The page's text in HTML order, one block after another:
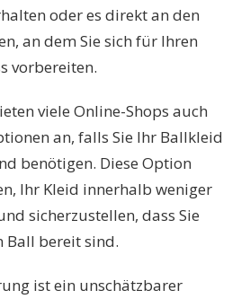
oder es direkt an den
an dem Sie sich für Ihren
vorbereiten.
viele Online-Shops auch
an, falls Sie Ihr Ballkleid
benötigen. Diese Option
Ihr Kleid innerhalb weniger
sicherzustellen, dass Sie
Ball bereit sind.
ist ein unschätzbarer